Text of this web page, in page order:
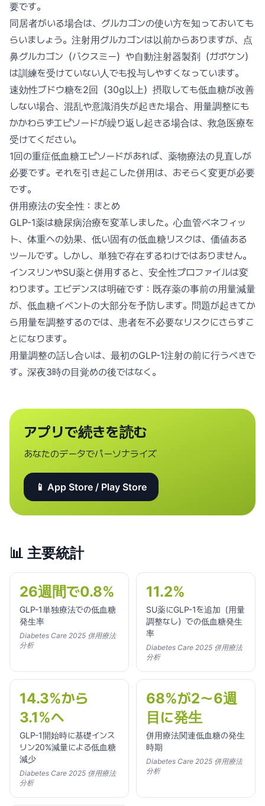
要です。
同居者がいる場合は、グルカゴンの使い方を知っておいても
らいましょう。注射用グルカゴンは以前からありますが、点
鼻グルカゴン（バクスミー）や自動注射器製剤（ガボケン）
は訓練を受けていない人でも投与しやすくなっています。
速効性ブドウ糖を2回（30g以上）摂取しても低血糖が改善
しない場合、混乱や意識消失が起きた場合、用量調整にも
かかわらずエピソードが繰り返し起きる場合は、救急医療を
受けてください。
1回の重症低血糖エピソードがあれば、薬物療法の見直しが
必要です。それを引き起こした併用は、おそらく変更が必要
です。
併用療法の安全性：まとめ
GLP-1薬は糖尿病治療を変革しました。心血管ベネフィッ
ト、体重への効果、低い固有の低血糖リスクは、価値ある
ツールです。しかし、単独で存在するわけではありません。
インスリンやSU薬と併用すると、安全性プロファイルは変
わります。エビデンスは明確です：既存薬の事前の用量減量
が、低血糖イベントの大部分を予防します。問題が起きてか
ら用量を調整するのでは、患者を不必要なリスクにさらすこ
とになります。
用量調整の話し合いは、最初のGLP-1注射の前に行うべきで
す。深夜3時の目覚めの後ではなく。
アプリで続きを読む
あなたのデータでパーソナライズ
📱 App Store / Play Store
📊 主要統計
26週間で0.8%
GLP-1単独療法での低血糖
発生率
Diabetes Care 2025 併用療法
分析
11.2%
SU薬にGLP-1を追加（用量
調整なし）での低血糖発生
率
Diabetes Care 2025 併用療法
分析
14.3%から
3.1%へ
GLP-1開始時に基礎インス
リン20%減量による低血糖
減少
Diabetes Care 2025 併用療法
分析
68%が2〜6週
目に発生
併用療法関連低血糖の発生
時期
Diabetes Care 2025 併用療法
分析